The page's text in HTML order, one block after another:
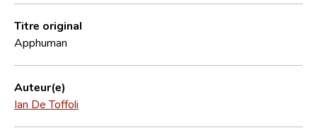
Équipe scientifique
Contact
Titre original
Apphuman
Auteur(e)
Ian De Toffoli